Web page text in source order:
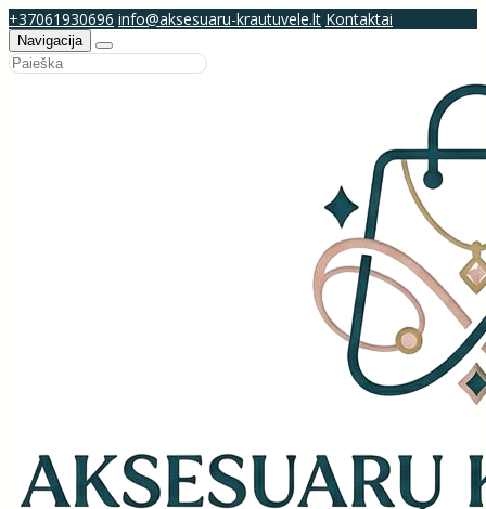
+37061930696 info@aksesuaru-krautuvele.lt Kontaktai
Navigacija